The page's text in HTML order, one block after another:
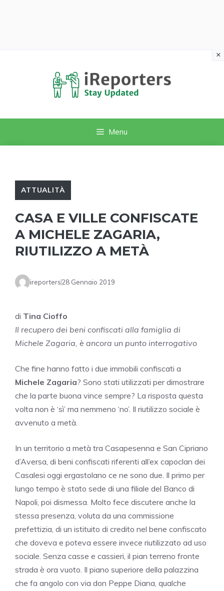
Menu
ATTUALITÀ
CASA E VILLE CONFISCATE
A MICHELE ZAGARIA,
RIUTILIZZO A METÀ
ireporters28 Gennaio 2019
di Tina Cioffo
Il recupero dei beni confiscati alla famiglia di
Michele Zagaria, è ancora un punto interrogativo
Che fine hanno fatto i due immobili confiscati a
Michele Zagaria? Sono stati utilizzati per dimostrare
che la parte buona vince sempre? La risposta questa
volta non è ‘sì’ ma nemmeno ‘no’. Il riutilizzo sociale è
avvenuto a metà.
In un territorio a metà tra Casapesenna e San Cipriano
d’Aversa, di beni confiscati riferenti all’ex capoclan dei
Casalesi oggi ergastolano ce ne sono due. Il primo per
lungo tempo è stato sede di una filiale del Banco di
Napoli, poi dismessa. Molto fece discutere anche la
stessa presenza, voluta da una commissione
prefettizia, di un istituito di credito nel bene confiscato
che doveva e poteva essere invece riutilizzato ad uso
sociale. Senza casse e cassieri, il pian terreno fronte
strada è ora vuoto. Il piano superiore della palazzina
che fa angolo con via don Peppe Diana, qualche
×